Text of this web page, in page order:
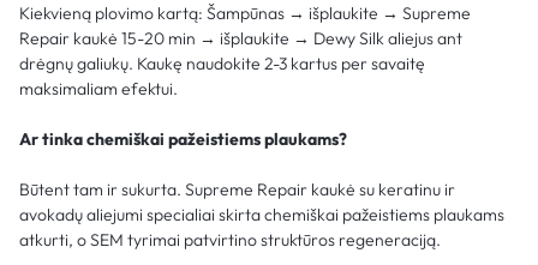
Kiekvieną plovimo kartą: Šampūnas → išplaukite → Supreme
Repair kaukė 15-20 min → išplaukite → Dewy Silk aliejus ant
drėgnų galiukų. Kaukę naudokite 2-3 kartus per savaitę
maksimaliam efektui.
Ar tinka chemiškai pažeistiems plaukams?
Būtent tam ir sukurta. Supreme Repair kaukė su keratinu ir
avokadų aliejumi specialiai skirta chemiškai pažeistiems plaukams
atkurti, o SEM tyrimai patvirtino struktūros regeneraciją.